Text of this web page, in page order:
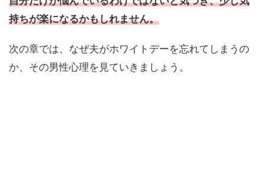
持ちが楽になるかもしれません。
次の章では、なぜ夫がホワイトデーを忘れてしまうの
か、その男性心理を見ていきましょう。